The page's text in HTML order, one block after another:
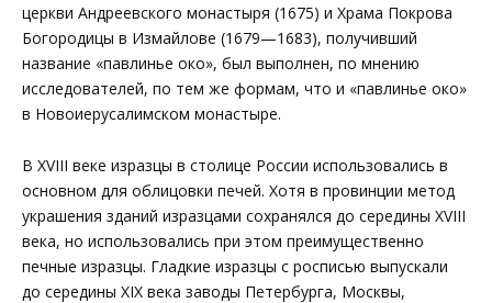
церкви Андреевского монастыря (1675) и Храма Покрова
Богородицы в Измайлове (1679—1683), получивший
название «павлинье око», был выполнен, по мнению
исследователей, по тем же формам, что и «павлинье око»
в Новоиерусалимском монастыре.
В XVIII веке изразцы в столице России использовались в
основном для облицовки печей. Хотя в провинции метод
украшения зданий изразцами сохранялся до середины XVIII
века, но использовались при этом преимущественно
печные изразцы. Гладкие изразцы с росписью выпускали
до середины XIX века заводы Петербурга, Москвы,